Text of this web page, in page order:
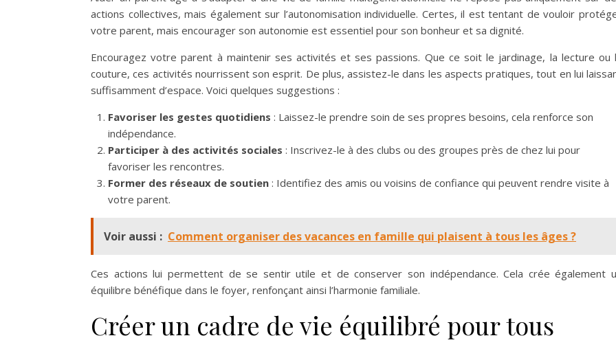
actions collectives, mais également sur l’autonomisation individuelle. Certes, il est tentant de vouloir
votre parent, mais encourager son autonomie est essentiel pour son bonheur et sa dignité.
Encouragez votre parent à maintenir ses activités et ses passions. Que ce soit le jardinage, la lecture ou
couture, ces activités nourrissent son esprit. De plus, assistez-le dans les aspects pratiques, tout en lui
suffisamment d’espace. Voici quelques suggestions :
Favoriser les gestes quotidiens : Laissez-le prendre soin de ses propres besoins, cela renforce son
indépendance.
Participer à des activités sociales : Inscrivez-le à des clubs ou des groupes près de chez lui pour
favoriser les rencontres.
Former des réseaux de soutien : Identifiez des amis ou voisins de confiance qui peuvent rendre visite à
votre parent.
Voir aussi : Comment organiser des vacances en famille qui plaisent à tous les âges ?
Ces actions lui permettent de se sentir utile et de conserver son indépendance. Cela crée également
équilibre bénéfique dans le foyer, renfonçant ainsi l’harmonie familiale.
Créer un cadre de vie équilibré pour tous